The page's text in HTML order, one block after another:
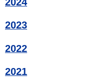
2023
2022
2021